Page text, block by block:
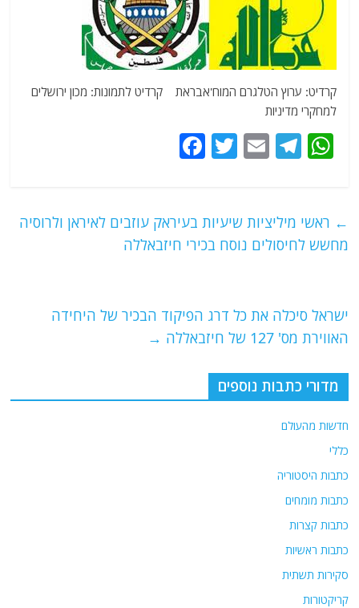
קרדיט: ערוץ הטלגרם המוח'אבראת קרדיט לתמונות: מכון ירושלים
למחקרי מדיניות
W
s
A
T
g
ra
E
l
T
er
e
b
k
← ראשי מיליציות שיעיות בעיראק עוזבים לאיראן ולרוסיה
מחשש לחיסולים נוסח בכירי חיזבאללה
ישראל סיכלה את כל דרג הפיקוד הבכיר של היחידה
האווירת מס' 127 של חיזבאללה
→
מדורי כתבות נוספים
חדשות מהעולם
כללי
כתבות היסטוריה
כתבות מומחים
כתבות קצרות
כתבות ראשיות
סקירות תשתית
קריקטורות